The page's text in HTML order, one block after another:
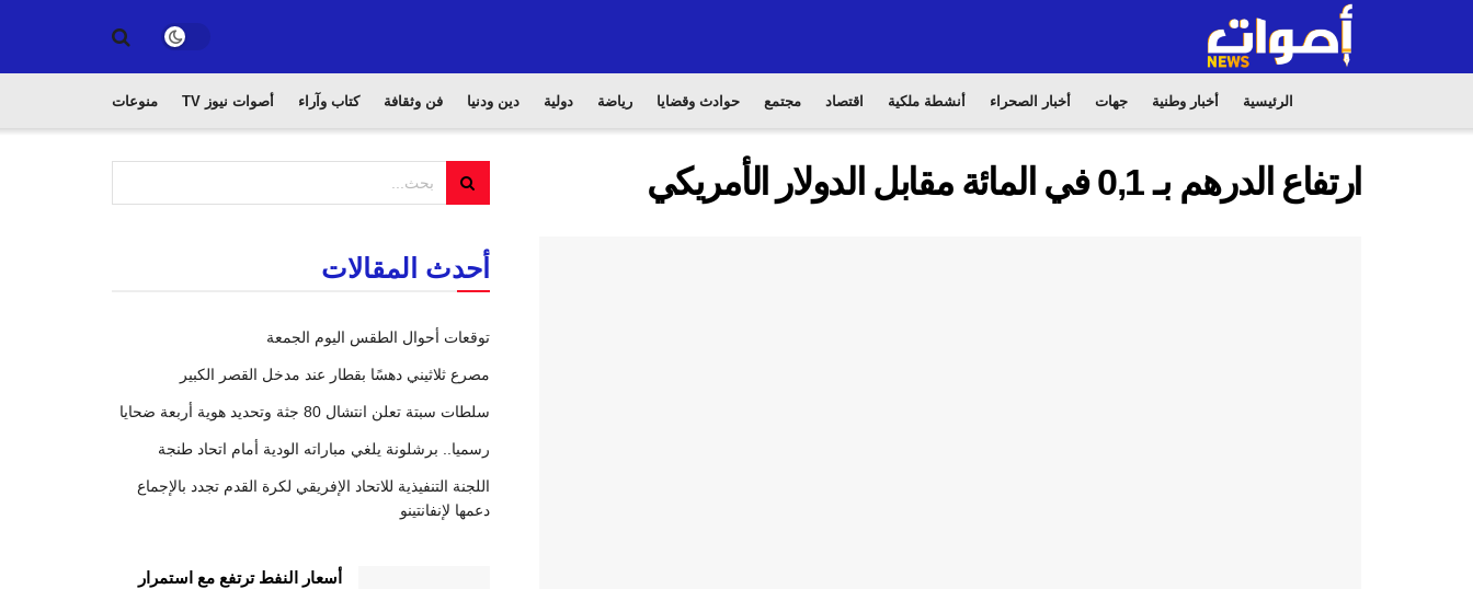
الرئيسية أخبار وطنية جهات أخبار الصحراء أنشطة ملكية اقتصاد مجتمع حوادث وقضايا رياضة دولية دين ودنيا فن وثقافة كتاب وآراء أصوات نيوز TV منوعات
ارتفاع الدرهم بـ 0,1 في المائة مقابل الدولار الأمريكي
أحدث المقالات
توقعات أحوال الطقس اليوم الجمعة
مصرع ثلاثيني دهسًا بقطار عند مدخل القصر الكبير
سلطات سبتة تعلن انتشال 80 جثة وتحديد هوية أربعة ضحايا
رسميا.. برشلونة يلغي مباراته الودية أمام اتحاد طنجة
اللجنة التنفيذية للاتحاد الإفريقي لكرة القدم تجدد بالإجماع
دعمها لإنفانتينو
أسعار النفط ترتفع مع استمرار